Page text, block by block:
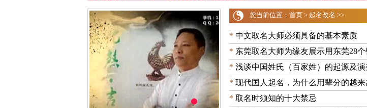
您当前位置： 首页 > 起名改名 >>
* 中文取名大师必须具备的基本素质
* 东莞取名大师为缘友展示用东莞28
* 浅谈中国姓氏（百家姓）的起源及演
* 现代国人起名，为什么用辈分的越来
* 取名时须知的十大禁忌